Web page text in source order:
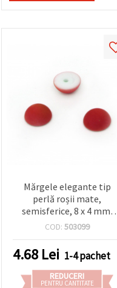
Mărgele elegante tip
perlă roșii mate,
semisferice, 8 x 4 mm,
gaură 1 mm, set 20 buc.,
decorative, hobby & DIY
COD: 503099
4.68 Lei 1-4 pachet
REDUCERI
PENTRU CANTITATE